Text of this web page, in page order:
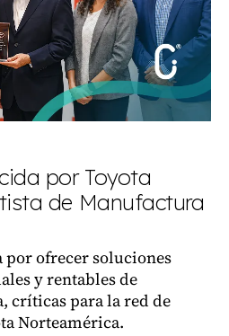
por Toyota
de Manufactura
ofrecer soluciones
y rentables de
críticas para la red de
Norteamérica.